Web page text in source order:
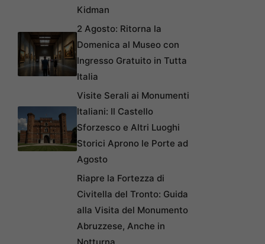
Kidman
2 Agosto: Ritorna la
Domenica al Museo con
Ingresso Gratuito in Tutta
Italia
Visite Serali ai Monumenti
Italiani: Il Castello
Sforzesco e Altri Luoghi
Storici Aprono le Porte ad
Agosto
Riapre la Fortezza di
Civitella del Tronto: Guida
alla Visita del Monumento
Abruzzese, Anche in